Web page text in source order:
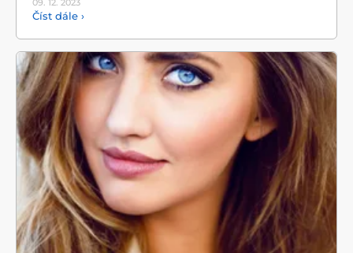
09. 12. 2023
Číst dále ›